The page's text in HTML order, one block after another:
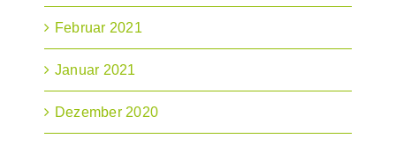
Februar 2021
Januar 2021
Dezember 2020